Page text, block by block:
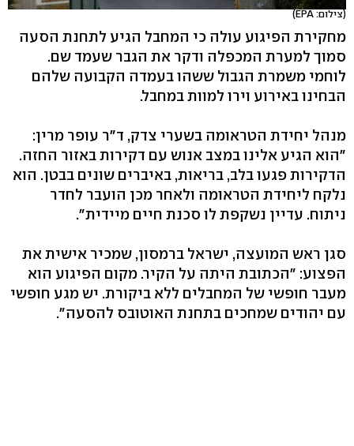
(צילום: EPA)
מחקירת הפיגוע עולה כי המחבל הגיע לתחנת הסעה
סמוך למערת המכפלה ודקר את הגבר שעמד שם.
לוחמי משמרת הגבול ששהו בעמדה הקבועה שלהם
הבחינו באירוע וירו למוות במחבל.
מנהל יחידת הטראומה בשערי צדק, ד"ר עופר מרין:
"הוא הגיע אלינו במצב אנוש עם דקירות באזור החזה.
הדקירות פגעו בלב, בריאות, באיברים שונים בבטן. הוא
נלקח ליחידת הטראומה ולאחר מכן הועבר לחדר
ניתוח. עדיין נשקפת לו סכנת חיים מיידית".
סגן ראש המועצה, ישראל ברמסון, שמכיר אישית את
הפצוע: "הכתובת היתה על הקיר. מקום הפיגוע הוא
מעבר חופשי של המחבלים ללא ביקורת. יש מגע חופשי
עם יהודים שמחכים בתחנת האוטובס להסעה".